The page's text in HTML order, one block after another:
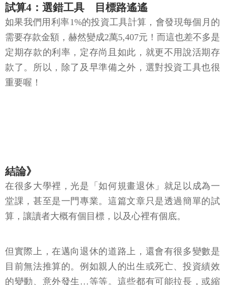
試算4：選錯工具 目標路遙遙
如果我們用利率1%的投資工具計算，會發現每個月的
需要存款金額，赫然變成2萬5,407元！而這也差不多是
定期存款的利率，定存尚且如此，就更不用說活期存
款了。所以，除了及早準備之外，選對投資工具也很
重要喔！
結論》
在很多大學裡，光是「如何規畫退休」就足以成為一
堂課，甚至是一門專業。這篇文章只是透過簡單的試
算，讓讀者大概有個目標，以及心裡有個底。
但實際上，在邁向退休的道路上，還會有很多變數是
目前無法推算的。例如親人的出生或死亡、投資績效
的變動、意外發生…等等。這些都有可能拉長，或縮